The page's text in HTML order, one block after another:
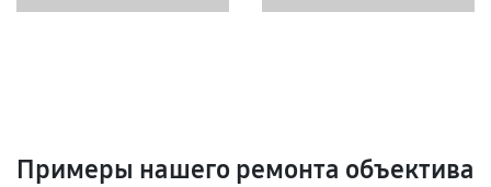
Примеры нашего ремонта объектива